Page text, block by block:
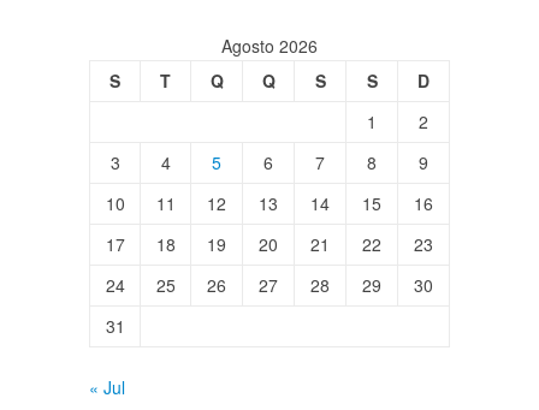
Agosto 2026
S
T Q Q S S
D
1
2
3
4 5 6 7 8
9
10
11 12 13 14 15
16
17
18 19 20 21 22
23
24
25 26 27 28 29
30
31
« Jul